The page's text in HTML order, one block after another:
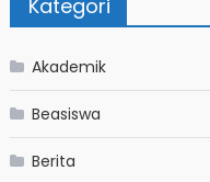
Kategori
Akademik
Beasiswa
Berita